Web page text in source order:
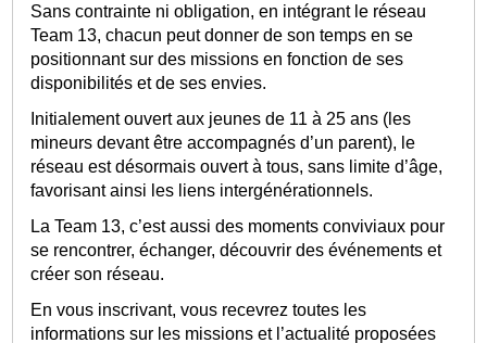
Sans contrainte ni obligation, en intégrant le réseau
Team 13, chacun peut donner de son temps en se
positionnant sur des missions en fonction de ses
disponibilités et de ses envies.
Initialement ouvert aux jeunes de 11 à 25 ans (les
mineurs devant être accompagnés d’un parent), le
réseau est désormais ouvert à tous, sans limite d’âge,
favorisant ainsi les liens intergénérationnels.
La Team 13, c’est aussi des moments conviviaux pour
se rencontrer, échanger, découvrir des événements et
créer son réseau.
En vous inscrivant, vous recevrez toutes les
informations sur les missions et l’actualité proposées